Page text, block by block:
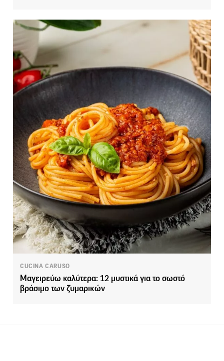
CUCINA CARUSO
Μαγειρεύω καλύτερα: 12 μυστικά για το σωστό
βράσιμο των ζυμαρικών